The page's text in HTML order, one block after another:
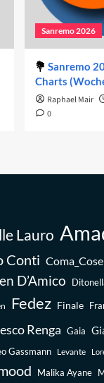
Sanremo 2026
Sanremo
Charts
Raphael Mair
0
Lauro
Conti Coma_Cose
D’Amico
Fedez Finale
Renga Gaia
Gassmann Levante
Malika Ayane